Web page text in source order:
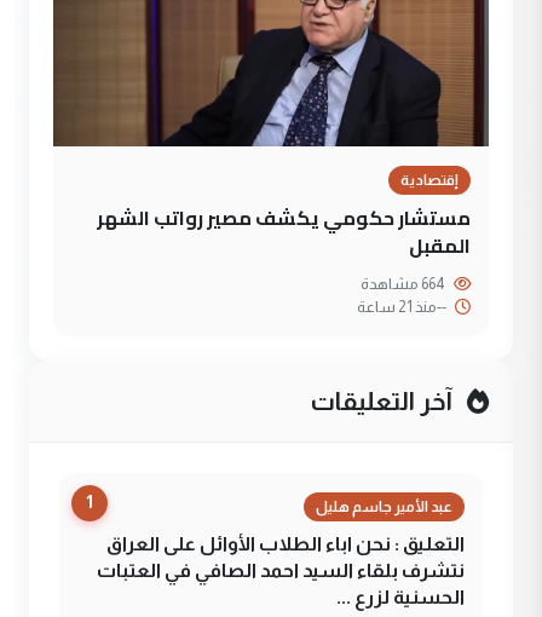
إقتصادية
مستشار حكومي يكشف مصير رواتب الشهر
المقبل
--منذ 21 ساعة
آخر التعليقات
1 عبد الأمير جاسم هليل
التعليق : نحن اباء الطلاب الأوائل على العراق
نتشرف بلقاء السيد احمد الصافي في العتبات
الحسنية لزرع ...